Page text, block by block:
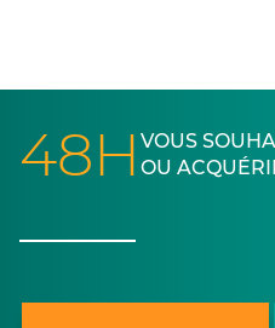
48H VOUS
OU